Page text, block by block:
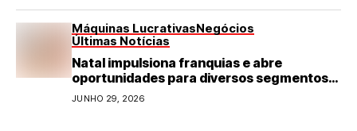
Máquinas LucrativasNegócios
Últimas Notícias
Natal impulsiona franquias e abre
oportunidades para diversos segmentos
do varejo
JUNHO 29, 2026